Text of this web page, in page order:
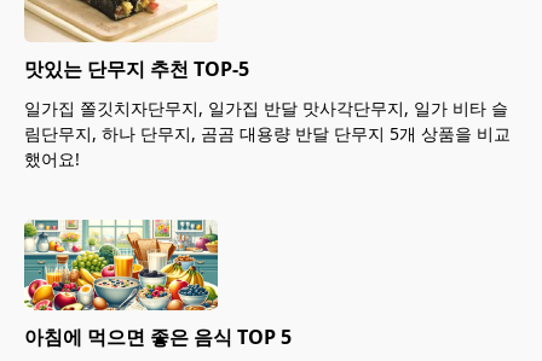
맛있는 단무지 추천 TOP-5
일가집 쫄깃치자단무지, 일가집 반달 맛사각단무지, 일가 비타 슬
림단무지, 하나 단무지, 곰곰 대용량 반달 단무지 5개 상품을 비교
했어요!
아침에 먹으면 좋은 음식 TOP 5